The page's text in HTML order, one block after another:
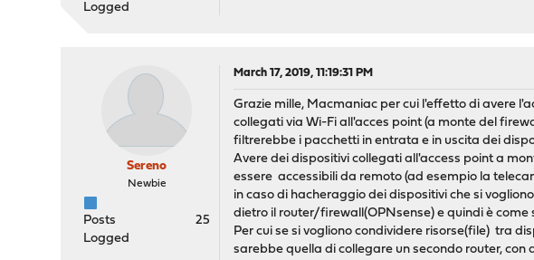
Logged
Sereno
Newbie
Posts
25
Logged
March 17, 2019, 11:19:31 PM
Grazie mille, Macmaniac per cui l'effetto di avere
collegati via Wi-Fi all'acces point (a monte del
filtrerebbe i pacchetti in entrata e in uscita dei
Avere dei dispositivi collegati all'access point a
essere accessibili da remoto (ad esempio la
in caso di hacheraggio dei dispositivi che si
dietro il router/firewall(OPNsense) e quindi è come
Per cui se si vogliono condividere risorse(file) tra
sarebbe quella di collegare un secondo router,